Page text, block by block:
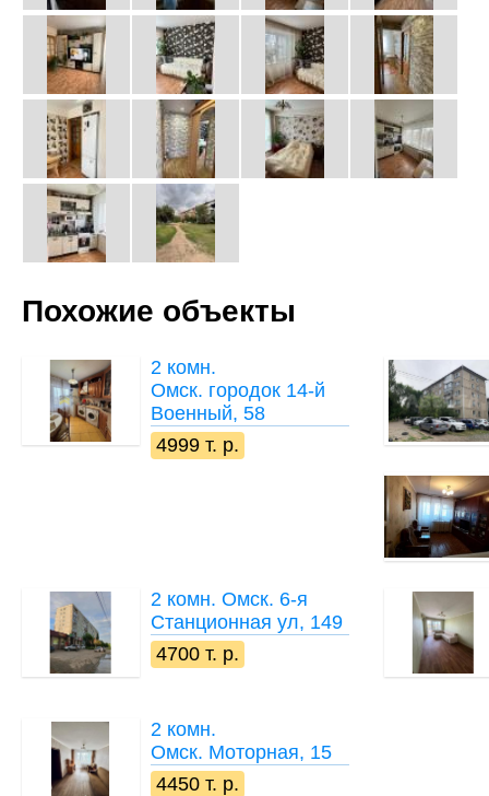
Похожие объекты
2 комн.
Омск. городок 14-й
Военный, 58
4999 т. р.
2 комн. Омск. 6-я
Станционная ул, 149
4700 т. р.
2 комн.
Омск. Моторная, 15
4450 т. р.